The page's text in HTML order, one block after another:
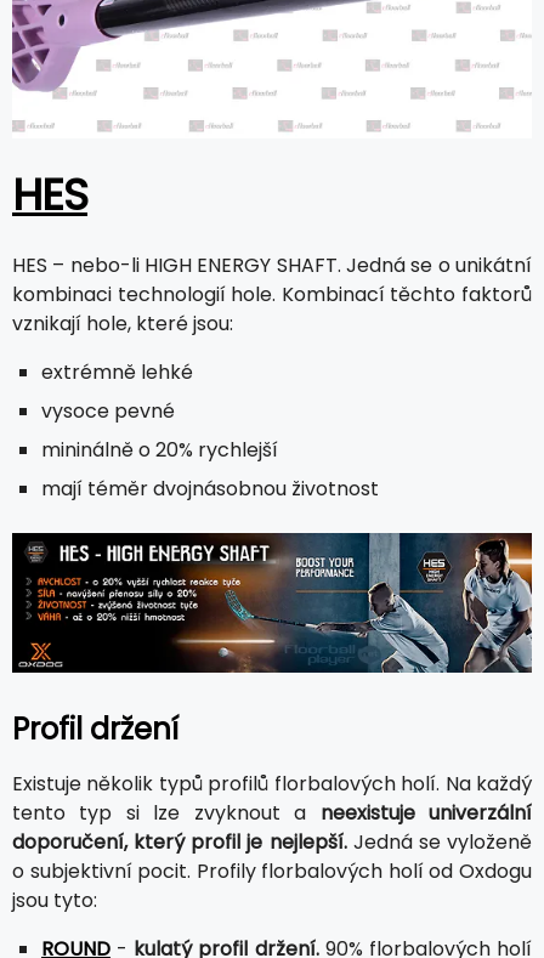
HES
HES – nebo-li HIGH ENERGY SHAFT. Jedná se o unikátní
kombinaci technologií hole. Kombinací těchto faktorů
vznikají hole, které jsou:
extrémně lehké
vysoce pevné
mininálně o 20% rychlejší
mají téměr dvojnásobnou životnost
Profil držení
Existuje několik typů profilů florbalových holí. Na každý
tento typ si lze zvyknout a neexistuje univerzální
doporučení, který profil je nejlepší.Jedná se vyloženě
o subjektivní pocit. Profily florbalových holí od Oxdogu
jsou tyto:
ROUND - kulatý profil držení.90% florbalových holí